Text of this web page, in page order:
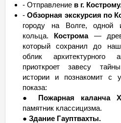
- Отправление в г.
-Обзорная экскурсия по
городу на Волге, одной
кольца. Кострома —
который сохранил до
облик архитектурного
приоткроет завесу
истории и познакомит с
показа:
● Пожарная каланча
памятник классицизма.
● Здание Гауптвахты.